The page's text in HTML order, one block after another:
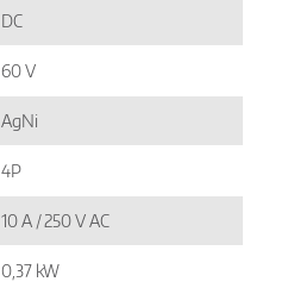
DC
60 V
AgNi
4P
10 A / 250 V AC
0,37 kW